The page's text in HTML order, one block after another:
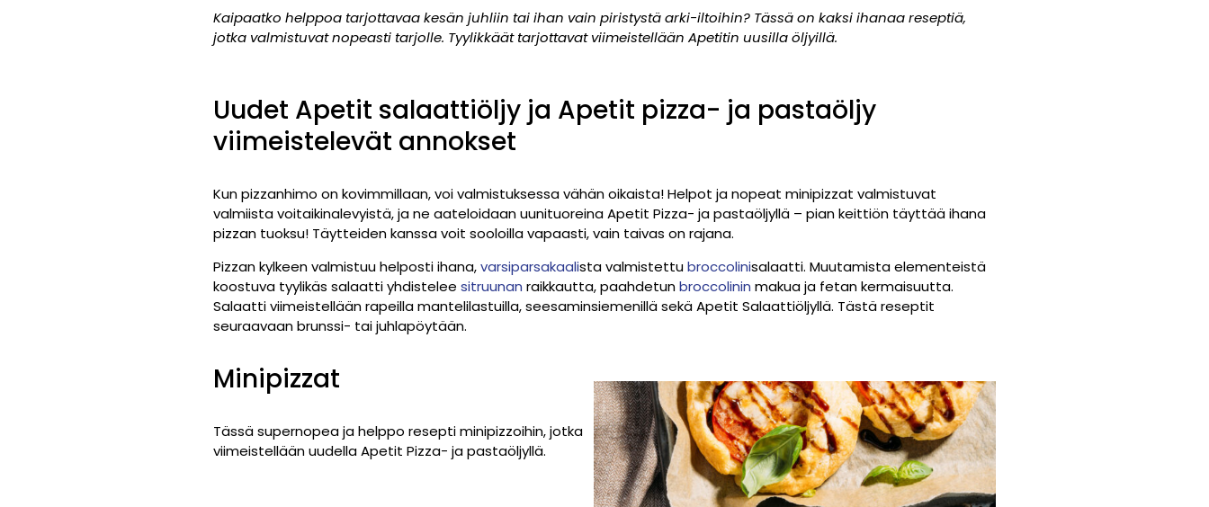
Kaipaatko helppoa tarjottavaa kesän juhliin tai ihan vain piristystä arki-iltoihin? Tässä on kaksi ihanaa reseptiä,
jotka valmistuvat nopeasti tarjolle. Tyylikkäät tarjottavat viimeistellään Apetitin uusilla öljyillä.
Uudet Apetit salaattiöljy ja Apetit pizza- ja pastaöljy
viimeistelevät annokset
Kun pizzanhimo on kovimmillaan, voi valmistuksessa vähän oikaista! Helpot ja nopeat minipizzat valmistuvat
valmiista voitaikinalevyistä, ja ne aateloidaan uunituoreina Apetit Pizza- ja pastaöljyllä – pian keittiön täyttää ihana
pizzan tuoksu! Täytteiden kanssa voit sooloilla vapaasti, vain taivas on rajana.
Pizzan kylkeen valmistuu helposti ihana,varsiparsakaalista valmistettubroccolinisalaatti. Muutamista elementeistä
koostuva tyylikäs salaatti yhdistelee sitruunan raikkautta, paahdetunbroccolinin makua ja fetan kermaisuutta.
Salaatti viimeistellään rapeilla mantelilastuilla, seesaminsiemenillä sekä Apetit Salaattiöljyllä. Tästä reseptit
seuraavaan brunssi- tai juhlapöytään.
Minipizzat
Tässä supernopea ja helppo resepti minipizzoihin, jotka
viimeistellään uudella Apetit Pizza- ja pastaöljyllä.